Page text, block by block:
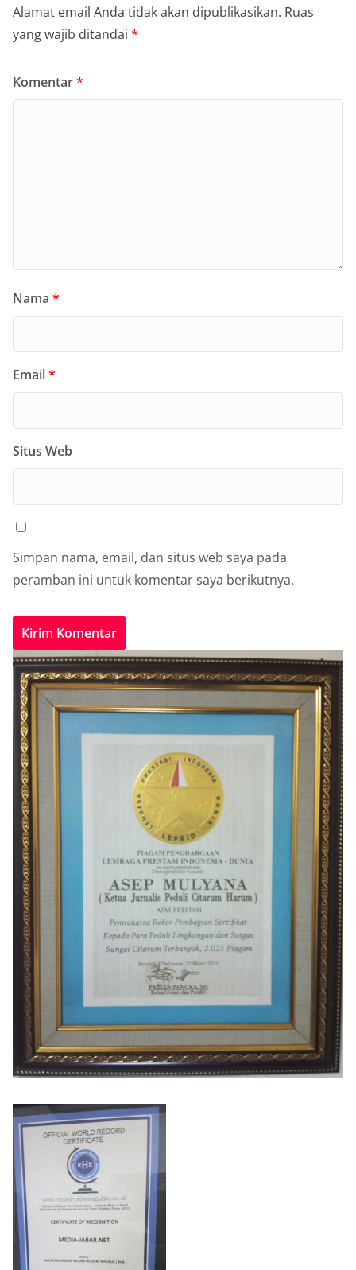
Alamat email Anda tidak akan dipublikasikan. Ruas
yang wajib ditandai *
Komentar*
Nama *
Email*
Situs Web
Simpan nama, email, dan situs web saya pada
peramban ini untuk komentar saya berikutnya.